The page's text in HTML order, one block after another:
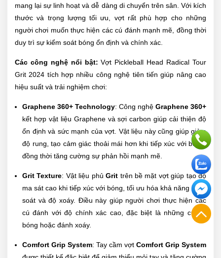
mang lại sự linh hoạt và dễ dàng di chuyển trên sân. Với kích
thước và trọng lượng tối ưu, vợt rất phù hợp cho những
người chơi muốn thực hiện các cú đánh mạnh mẽ, đồng thời
duy trì sự kiểm soát bóng ổn định và chính xác.
Các công nghệ nổi bật:Vợt Pickleball Head Radical Tour
Grit 2024 tích hợp nhiều công nghệ tiên tiến giúp nâng cao
hiệu suất và trải nghiệm chơi:
Graphene 360+ Technology: Công nghệ Graphene 360+
kết hợp vật liệu Graphene và sợi carbon giúp cải thiện độ
ổn định và sức mạnh của vợt. Vật liệu này cũng giúp giảm
độ rung, tạo cảm giác thoải mái hơn khi tiếp xúc với bóng,
đồng thời tăng cường sự phản hồi mạnh mẽ.
Grit Texture: Vật liệu phủGrit trên bề mặt vợt giúp tạo độ
ma sát cao khi tiếp xúc với bóng, tối ưu hóa khả năng kiểm
soát và độ xoáy. Điều này giúp người chơi thực hiện các
cú đánh với độ chính xác cao, đặc biệt là những cú trả
bóng hoặc đánh xoáy.
Comfort Grip System: Tay cầm vợt Comfort Grip System